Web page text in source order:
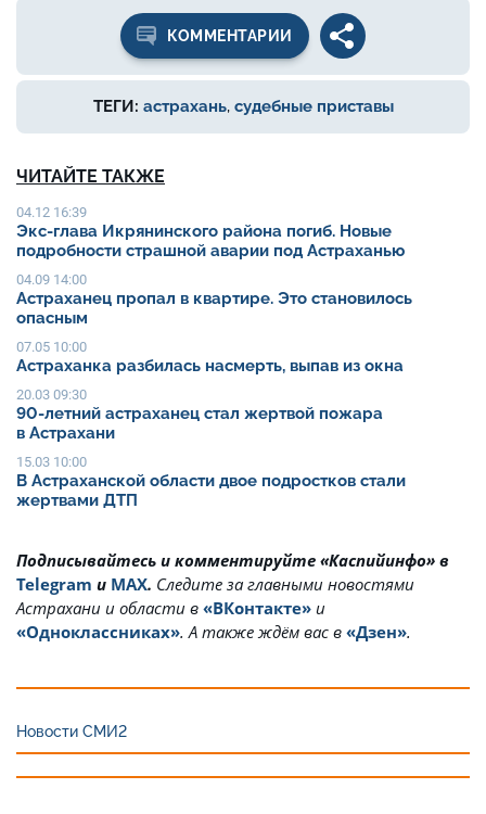
КОММЕНТАРИИ
ТЕГИ: астрахань, судебные приставы
ЧИТАЙТЕ ТАКЖЕ
04.12 16:39
Экс-глава Икрянинского района погиб. Новые
подробности страшной аварии под Астраханью
04.09 14:00
Астраханец пропал в квартире. Это становилось
опасным
07.05 10:00
Астраханка разбилась насмерть, выпав из окна
20.03 09:30
90-летний астраханец стал жертвой пожара
в Астрахани
15.03 10:00
В Астраханской области двое подростков стали
жертвами ДТП
Подписывайтесь и комментируйте «Каспийинфо» в
Telegram и MAX. Cледите за главными новостями
Астрахани и области в «ВКонтакте» и
«Одноклассниках». А также ждём вас в «Дзен».
Новости СМИ2